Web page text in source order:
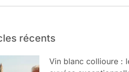
récents
Vin blanc collioure :